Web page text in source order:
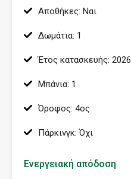
Αποθήκες: Ναι
Δωμάτια: 1
Έτος κατασκευής: 2026
Μπάνια: 1
Όροφος: 4ος
Πάρκινγκ: Όχι
Ενεργειακή απόδοση